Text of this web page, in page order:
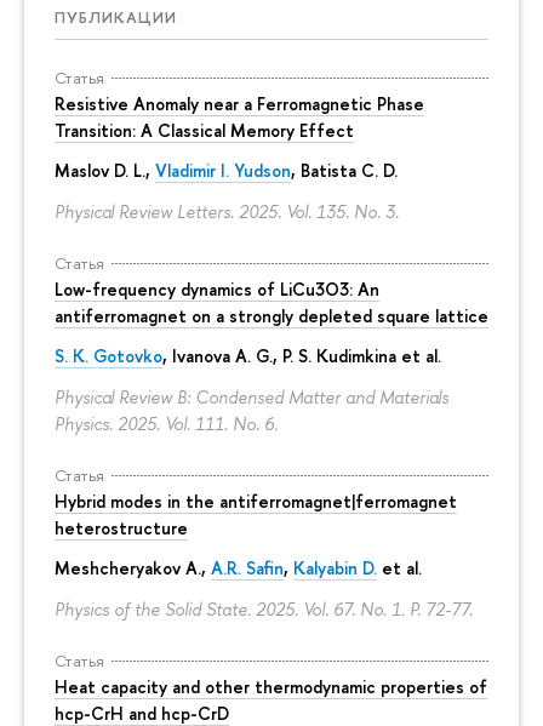
ПУБЛИКАЦИИ
Статья
Resistive Anomaly near a Ferromagnetic Phase
Transition: A Classical Memory Effect
Maslov D. L., Vladimir I. Yudson, Batista C. D.
Physical Review Letters. 2025. Vol. 135. No. 3.
Статья
Low-frequency dynamics of LiCu3⁢O3: An
antiferromagnet on a strongly depleted square lattice
S. K. Gotovko, Ivanova A. G., P. S. Kudimkina et al.
Physical Review B: Condensed Matter and Materials
Physics. 2025. Vol. 111. No. 6.
Статья
Hybrid modes in the antiferromagnet|ferromagnet
heterostructure
Meshcheryakov A., A.R. Safin, Kalyabin D. et al.
Physics of the Solid State. 2025. Vol. 67. No. 1. P. 72-77.
Статья
Heat capacity and other thermodynamic properties of
hcp-CrH and hcp-CrD